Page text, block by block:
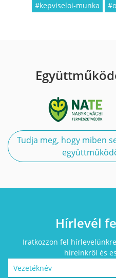
#kepviseloi-munka
Tudja meg, hogy miben
Hírlevél
Iratkozzon fel
híreinkről és